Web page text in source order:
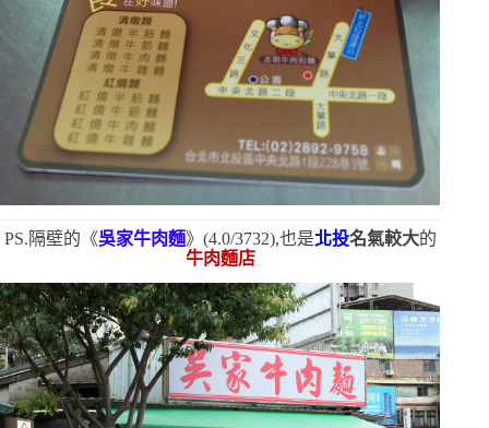
PS. 隔壁的《吳家牛肉麵》 (4.0/3732),也是北投名氣較大的
牛肉麵店